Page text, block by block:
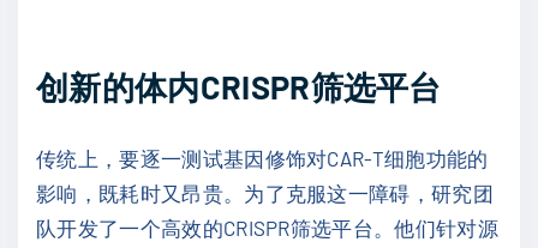
创新的体内CRISPR筛选平台
传统上，要逐一测试基因修饰对CAR-T细胞功能的
影响，既耗时又昂贵。为了克服这一障碍，研究团
队开发了一个高效的CRISPR筛选平台。他们针对源